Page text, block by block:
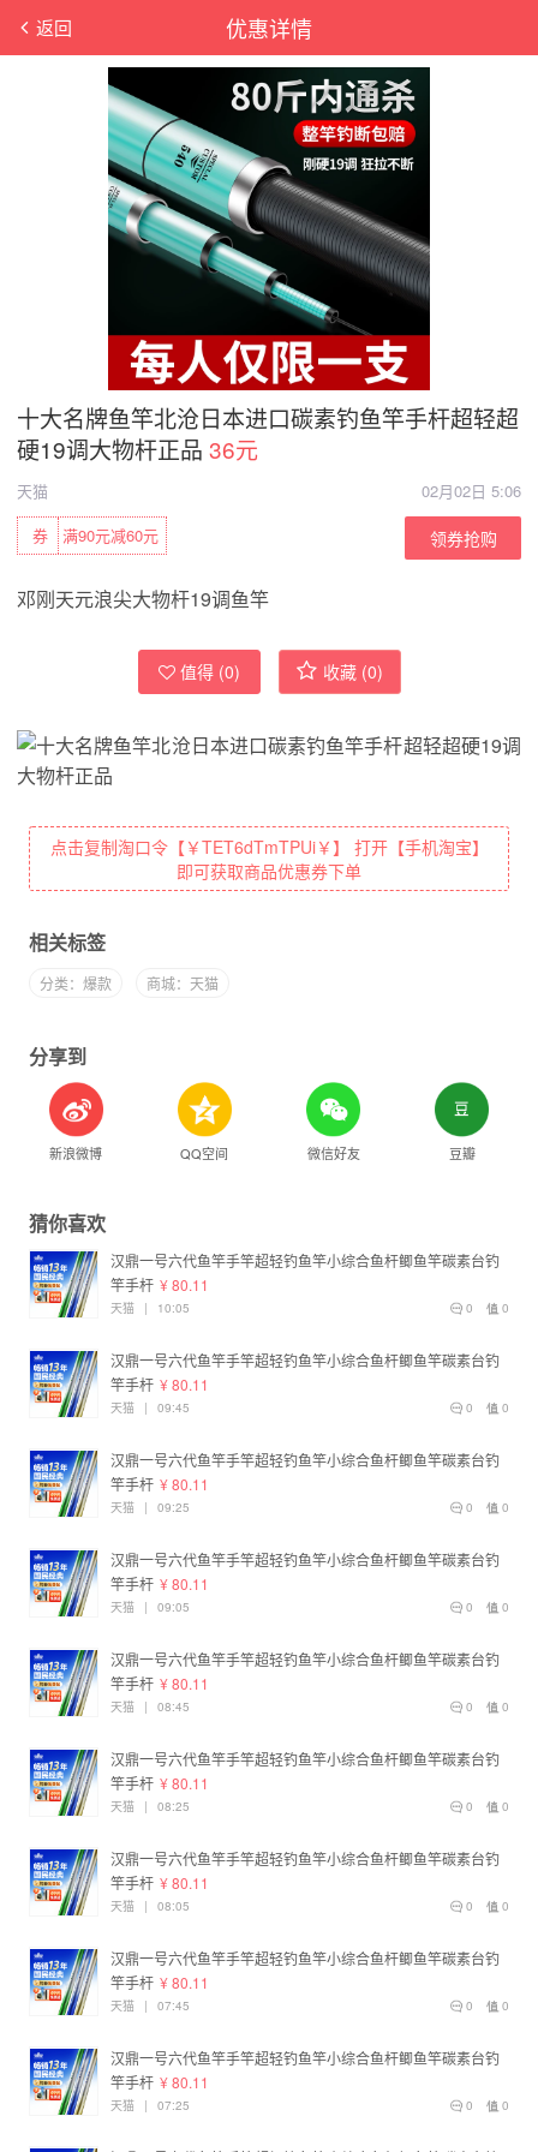
优惠详情
返回
十大名牌鱼竿北沧日本进口碳素钓鱼竿手杆超轻超
硬19调大物杆正品 36元
天猫
02月02日 5:06
满90元减60元
券 领券抢购
邓刚天元浪尖大物杆19调鱼竿
值得 (0) 收藏 (0)
点击复制淘口令【￥TET6dTmTPUi￥】 打开【手机淘宝】
即可获取商品优惠券下单
相关标签
分类：爆款 商城：天猫
分享到
新浪微博 QQ空间 微信好友 豆瓣
猜你喜欢
汉鼎一号六代鱼竿手竿超轻钓鱼竿小综合鱼杆鲫鱼竿碳素台钓
竿手杆 ¥ 80.11
0
0
天猫 | 10:05
汉鼎一号六代鱼竿手竿超轻钓鱼竿小综合鱼杆鲫鱼竿碳素台钓
竿手杆 ¥ 80.11
0
0
天猫 | 09:45
汉鼎一号六代鱼竿手竿超轻钓鱼竿小综合鱼杆鲫鱼竿碳素台钓
竿手杆 ¥ 80.11
0
0
天猫 | 09:25
汉鼎一号六代鱼竿手竿超轻钓鱼竿小综合鱼杆鲫鱼竿碳素台钓
竿手杆 ¥ 80.11
0
0
天猫 | 09:05
汉鼎一号六代鱼竿手竿超轻钓鱼竿小综合鱼杆鲫鱼竿碳素台钓
竿手杆 ¥ 80.11
0
0
天猫 | 08:45
汉鼎一号六代鱼竿手竿超轻钓鱼竿小综合鱼杆鲫鱼竿碳素台钓
竿手杆 ¥ 80.11
0
0
天猫 | 08:25
汉鼎一号六代鱼竿手竿超轻钓鱼竿小综合鱼杆鲫鱼竿碳素台钓
竿手杆 ¥ 80.11
0
0
天猫 | 08:05
汉鼎一号六代鱼竿手竿超轻钓鱼竿小综合鱼杆鲫鱼竿碳素台钓
竿手杆 ¥ 80.11
0
0
天猫 | 07:45
汉鼎一号六代鱼竿手竿超轻钓鱼竿小综合鱼杆鲫鱼竿碳素台钓
竿手杆 ¥ 80.11
0
0
天猫 | 07:25